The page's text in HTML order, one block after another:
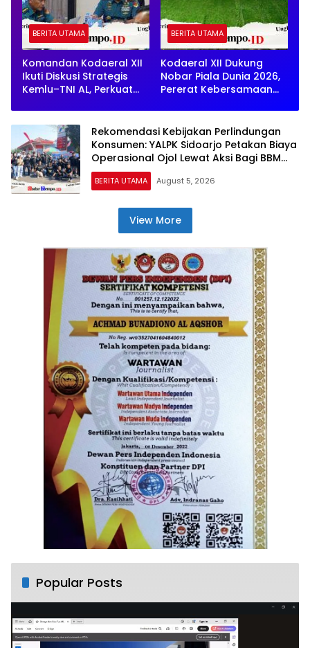
BERITA UTAMA
Komandan Kodaeral XII
Ikuti Diskusi Strategis
Kemlu–TNI AL, Perkuat
BERITA UTAMA
Kodaeral XII Dukung
Nobar Piala Dunia 2026,
Pererat Kebersamaan
Rekomendasi Kebijakan Perlindungan
Konsumen: YALPK Sidoarjo Petakan Biaya
Operasional Ojol Lewat Aksi Bagi BBM
Gratis
BERITA UTAMA August 5, 2026
View More
Popular Posts